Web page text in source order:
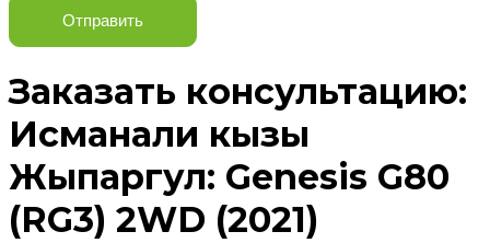
Отправить
Заказать консультацию:
Исманали кызы
Жыпаргул: Genesis G80
(RG3) 2WD (2021)